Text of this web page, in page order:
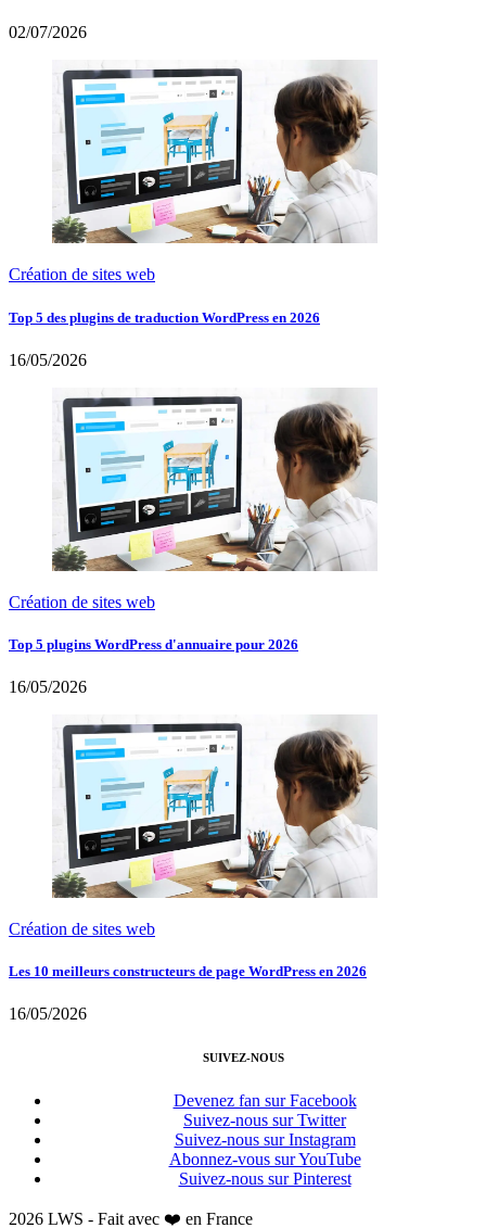
02/07/2026
Création de sites web
Top 5 des plugins de traduction WordPress en 2026
16/05/2026
Création de sites web
Top 5 plugins WordPress d'annuaire pour 2026
16/05/2026
Création de sites web
Les 10 meilleurs constructeurs de page WordPress en 2026
16/05/2026
SUIVEZ-NOUS
Devenez fan sur Facebook
Suivez-nous sur Twitter
Suivez-nous sur Instagram
Abonnez-vous sur YouTube
Suivez-nous sur Pinterest
2026 LWS - Fait avec ❤️ en France